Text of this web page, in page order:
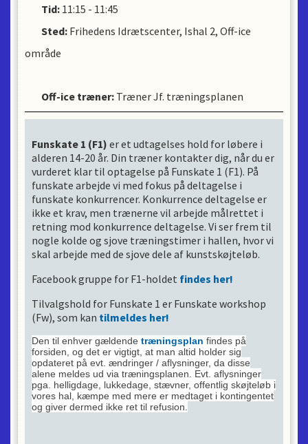
Tid: 11:15 - 11:45
Sted: Frihedens Idrætscenter, Ishal 2, Off-ice
område
Off-ice træner: Træner Jf. træningsplanen
Funskate 1 (F1) er et udtagelses hold for løbere i
alderen 14-20 år. Din træner kontakter dig, når du er
vurderet klar til optagelse på Funskate 1 (F1). På
funskate arbejde vi med fokus på deltagelse i
funskate konkurrencer. Konkurrence deltagelse er
ikke et krav, men trænerne vil arbejde målrettet i
retning mod konkurrence deltagelse. Vi ser frem til
nogle kolde og sjove træningstimer i hallen, hvor vi
skal arbejde med de sjove dele af kunstskøjteløb.
Facebook gruppe for F1-holdet findes her!
Tilvalgshold for Funskate 1 er Funskate workshop
(Fw), som kan tilmeldes her!
Den til enhver gældende træningsplan findes på
forsiden, og det er vigtigt, at man altid holder sig
opdateret på evt. ændringer / aflysninger, da disse
alene meldes ud via træningsplanen. Evt. aflysninger
pga. helligdage, lukkedage, stævner, offentlig skøjteløb i
vores hal, kæmpe med mere er medtaget i kontingentet
og giver dermed ikke ret til refusion.